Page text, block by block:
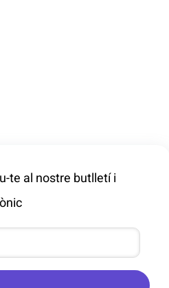
te al nostre butlletí i